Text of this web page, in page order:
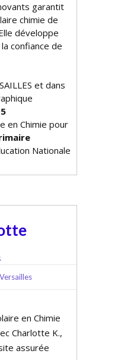
garantit
chimie de
développe
confiance de
et dans
en Chimie pour
Nationale
Versailles
en Chimie
Charlotte K.,
assurée